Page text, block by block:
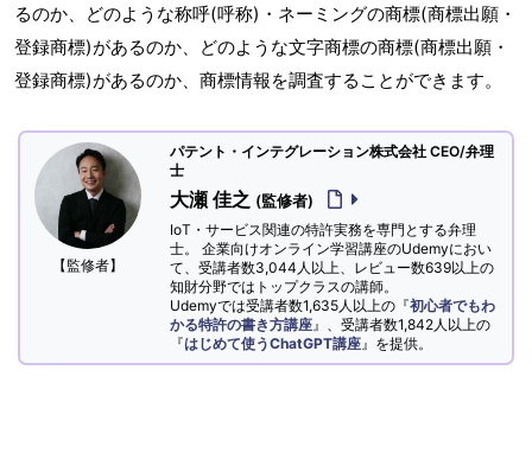
るのか、どのような称呼(呼称)・ネーミングの商標(商標出願・
登録商標)があるのか、どのような文字商標の商標(商標出願・
登録商標)があるのか、商標情報を調査することができます。
【監修者】
パテント・インテグレーション株式会社 CEO/弁理
士
大瀬 佳之 (監修者)
IoT・サービス関連の特許実務を専門とする弁理
士。 企業向けオンライン学習講座のUdemyにおい
て、受講者数3,044人以上、レビュー数639以上の
知財分野ではトップクラスの講師。
Udemyでは受講者数1,635人以上の『初心者でもわ
かる特許の書き方講座 』、受講者数1,842人以上の
『はじめて使うChatGPT講座 』を提供。